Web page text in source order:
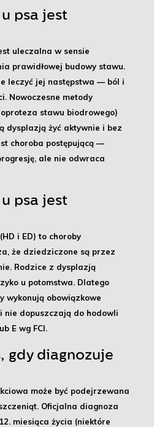
psa jest
uleczalna w sensie
prawidłowej budowy stawu.
leczyć jej następstwa — ból i
Nowoczesne metody
stawu biodrowego)
dysplazją żyć aktywnie i bez
choroba postępującą —
ale nie odwraca
psa jest
i ED) to choroby
że dziedziczone są przez
Rodzice z dysplazją
u potomstwa. Dlatego
wykonują obowiązkowe
nie dopuszczają do hodowli
E wg FCI.
gdy diagnozuje
może być podejrzewana
Oficjalna diagnoza
miesiąca życia (niektóre